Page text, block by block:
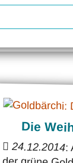
Die
24.12.2014: